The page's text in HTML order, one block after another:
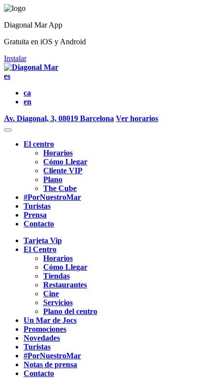
Diagonal Mar App
Gratuita en iOS y Android
Instalar
es
ca
en
Av. Diagonal, 3, 08019 Barcelona Ver horarios
El centro
Horarios
Cómo Llegar
Cliente VIP
Plano
The Cube
#PorNuestroMar
Turistas
Prensa
Contacto
Tarjeta Vip
El Centro
Horarios
Cómo Llegar
Tiendas
Restaurantes
Cine
Servicios
Plano del centro
Un Mar de Jocs
Promociones
Novedades
Turistas
#PorNuestroMar
Notas de prensa
Contacto